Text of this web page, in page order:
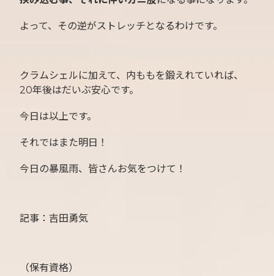
よって、その逆がストレッチとなるわけです。
クラムシェルに加えて、内ももを鍛えれていれば、
20年後はだいぶ安心です。
今日は以上です。
それではまた明日！
今日の暴風雨、皆さんお気をつけて！
記事：吉田勇気
（保有資格）